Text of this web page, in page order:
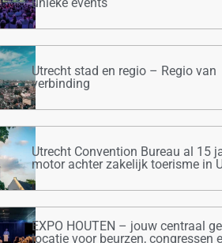
Utrecht stad en regio – Regio van
verbinding
Utrecht Convention Bureau al 15
motor achter zakelijk toerisme in
EXPO HOUTEN – jouw centraal
locatie voor beurzen, congressen